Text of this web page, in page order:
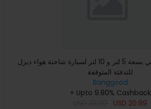
خزان وقود بلاستيكي بسعة 5 لتر و 10 لتر لسيارة شاحنة هواء ديزل
للتدفئة المتوقفة
Banggood
+ Upto 9.80% Cashback
USD 20.99